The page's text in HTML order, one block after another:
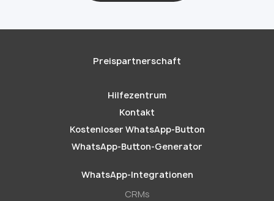
Preispartnerschaft
Hilfezentrum
Kontakt
Kostenloser WhatsApp-Button
WhatsApp-Button-Generator
WhatsApp-Integrationen
CRMs